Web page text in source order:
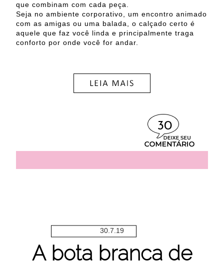
que combinam com cada peça.
Seja no ambiente corporativo, um encontro animado
com as amigas ou uma balada, o calçado certo é
aquele que faz você linda e principalmente traga
conforto por onde você for andar.
30
30.7.19
A bota branca de